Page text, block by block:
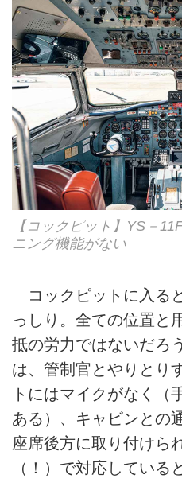
【コックピット】YS－
ニング機能がない
コックピットに入る
っしり。全ての位置と
抵の労力ではないだろ
は、管制官とやりとり
トにはマイクがなく（
ある）、キャビンとの
座席後方に取り付けら
（！）で対応している